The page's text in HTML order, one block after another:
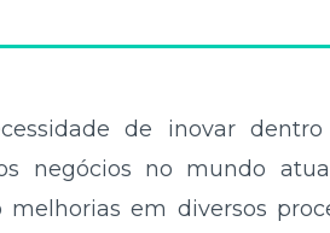
de inovar
negócios no mundo
em diversos